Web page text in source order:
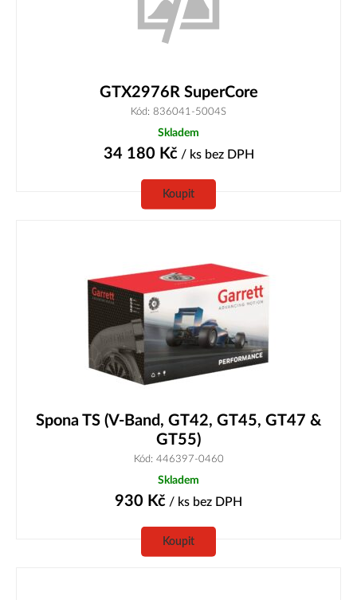
GTX2976R SuperCore
Kód: 836041-5004S
Skladem
34 180 Kč/ ks bez DPH
Koupit
Spona TS (V-Band, GT42, GT45, GT47 &
GT55)
Kód: 446397-0460
Skladem
930 Kč / ks bez DPH
Koupit